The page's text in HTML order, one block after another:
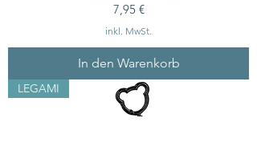
Preis
7,95 €
inkl. MwSt.
In den Warenkorb
LEGAMI